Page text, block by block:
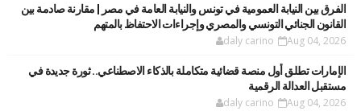
الفرق بين النيابة العمومية في تونس والنيابة العامة في مصر | مقارنة صادمة بين
القانون الجنائي التونسي والمصري وإجراءات الاحتفاظ بالمتهم
daly carino Aug 04, 2026
الإمارات تطلق أول منصة قضائية متكاملة بالذكاء الاصطناعي.. ثورة جديدة في
مستقبل العدالة الرقمية
daly carino Aug 04, 2026